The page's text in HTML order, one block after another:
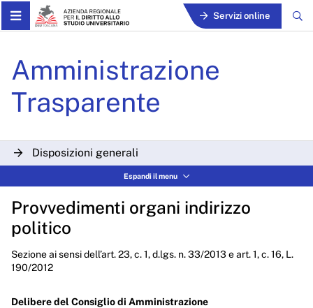
Skip to Main Content Servizi online
Amministrazione
Trasparente
Disposizioni generali
Consulenti e collaboratori
Personale
Bandi di concorso
Performance
Espandi il menu
Provvedimenti organi indirizzo
politico
Sezione ai sensi dell’art. 23, c. 1, d.lgs. n. 33/2013 e art. 1, c. 16, L.
190/2012
Delibere del Consiglio di Amministrazione